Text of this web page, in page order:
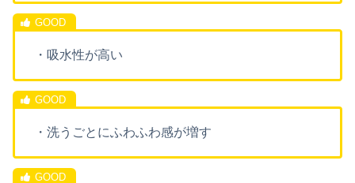
・吸水性が高い
・洗うごとにふわふわ感が増す